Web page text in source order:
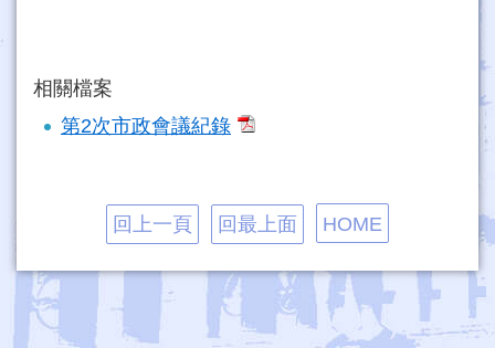
相關檔案
第2次市政會議紀錄
回上一頁 回最上面 HOME